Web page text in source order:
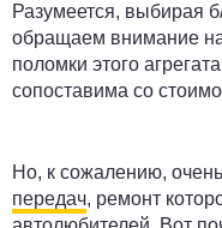
Разумеется, выбирая
обращаем внимание на
поломки этого
сопоставима со
Но, к сожалению,
передач, ремонт